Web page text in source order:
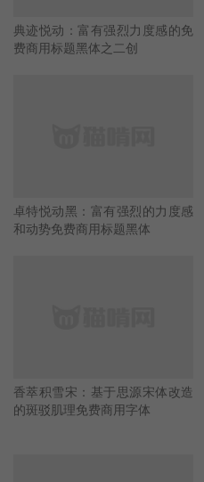
典迹悦动：富有强烈力度感的免
费商用标题黑体之二创
卓特悦动黑：富有强烈的力度感
和动势免费商用标题黑体
香萃积雪宋：基于思源宋体改造
的斑驳肌理免费商用字体